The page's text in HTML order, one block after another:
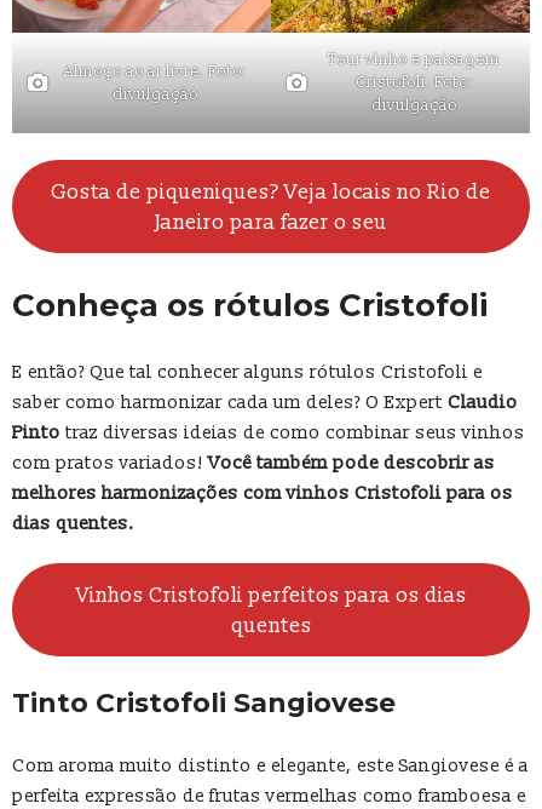
Almoço ao ar livre. Foto:
divulgação
Tour vinho e paisagem
Cristofoli. Foto:
divulgação
Gosta de piqueniques? Veja locais no Rio de
Janeiro para fazer o seu
Conheça os rótulos Cristofoli
E então? Que tal conhecer alguns rótulos Cristofoli e
saber como harmonizar cada um deles? O Expert Claudio
Pinto traz diversas ideias de como combinar seus vinhos
com pratos variados!Você também pode descobrir as
melhores harmonizações com vinhos Cristofoli para os
dias quentes.
Vinhos Cristofoli perfeitos para os dias
quentes
Tinto Cristofoli Sangiovese
Com aroma muito distinto e elegante, este Sangiovese é a
perfeita expressão de frutas vermelhas como framboesa e